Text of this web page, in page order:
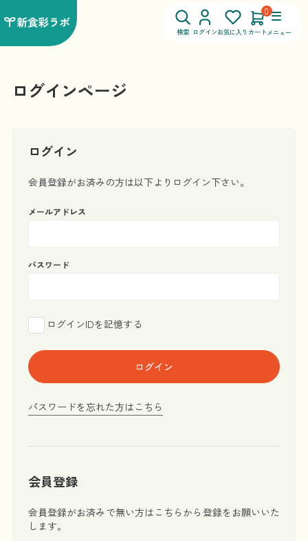
検索 ログインお気に入り
0
カートメニュー
ログインページ
ログイン
会員登録がお済みの方は以下よりログイン下さい。
メールアドレス
パスワード
ログインIDを記憶する
ログイン
パスワードを忘れた方はこちら
会員登録
会員登録がお済みで無い方はこちらから登録をお願いいた
します。